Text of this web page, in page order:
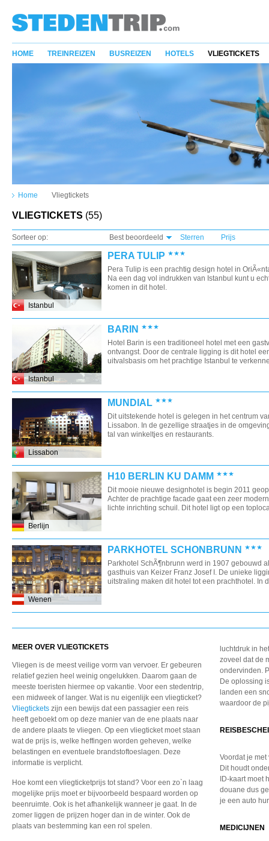
HOME TREINREIZEN BUSREIZEN HOTELS VLIEGTICKETS
Home Vliegtickets
VLIEGTICKETS (55)
Sorteer op: Best beoordeeld Sterren Prijs
Istanbul
PERA TULIP
Pera Tulip is een prachtig design hotel in
Na een dag vol indrukken van Istanbul kunt u
komen in dit hotel.
Istanbul
BARIN
Hotel Barin is een traditioneel hotel met een
ontvangst. Door de centrale ligging is dit hotel
uitvalsbasis om het prachtige Istanbul te
Lissabon
MUNDIAL
Dit uitstekende hotel is gelegen in het centrum
Lissabon. In de gezellige straatjes in de
tal van winkeltjes en restaurants.
Berlijn
H10 BERLIN KU DAMM
Dit mooie nieuwe designhotel is begin 2011
Achter de prachtige facade gaat een zeer
lichte inrichting schuil. Dit hotel ligt op een
Wenen
PARKHOTEL SCHONBRUNN
Parkhotel SchÃ¶nbrunn werd in 1907 gebouwd
gasthuis van Keizer Franz Josef I. De unieke
uitstraling maken dit hotel tot een prachthotel. In
MEER OVER VLIEGTICKETS
Vliegen is de meest veilige vorm van vervoer. Er gebeuren
relatief gezien heel weinig ongelukken. Daarom gaan de
meeste toeristen hiermee op vakantie. Voor een stedentrip,
een midweek of langer. Wat is nu eigenlijk een vliegticket?
Vliegtickets zijn een bewijs dat een passagier een reis
heeft geboekt om op deze manier van de ene plaats naar
de andere plaats te vliegen. Op een vliegticket moet staan
wat de prijs is, welke heffingen worden geheven, welke
belastingen en eventuele brandstoftoeslagen. Deze
informatie is verplicht.
Hoe komt een vliegticketprijs tot stand? Voor een zo`n laag
mogelijke prijs moet er bijvoorbeeld bespaard worden op
beenruimte. Ook is het afhankelijk wanneer je gaat. In de
zomer liggen de prijzen hoger dan in de winter. Ook de
plaats van bestemming kan een rol spelen.
luchtdruk in
zoveel dat de
ondervinden.
De oplossing
landen een
waardoor de
Voordat je
Dit houdt
ID-kaart moet
douane dus
je een auto
MEDICIJNEN